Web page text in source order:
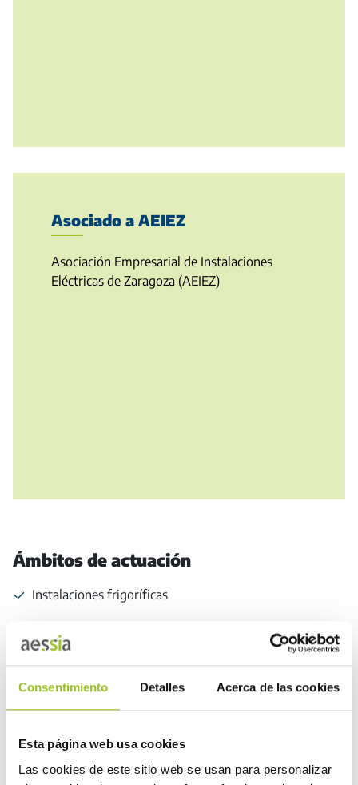
Consentimiento Detalles Acerca de las cookies
Esta página web usa cookies
Las cookies de este sitio web se usan para personalizar
Asociado a AEIEZ
Asociación Empresarial de Instalaciones
Eléctricas de Zaragoza (AEIEZ)
Ámbitos de actuación
Instalaciones frigoríficas
Alta tensión
Líneas eléctricas de alta tensión
RITE (calefacción y climatización)
Baja tensión (electricidad)